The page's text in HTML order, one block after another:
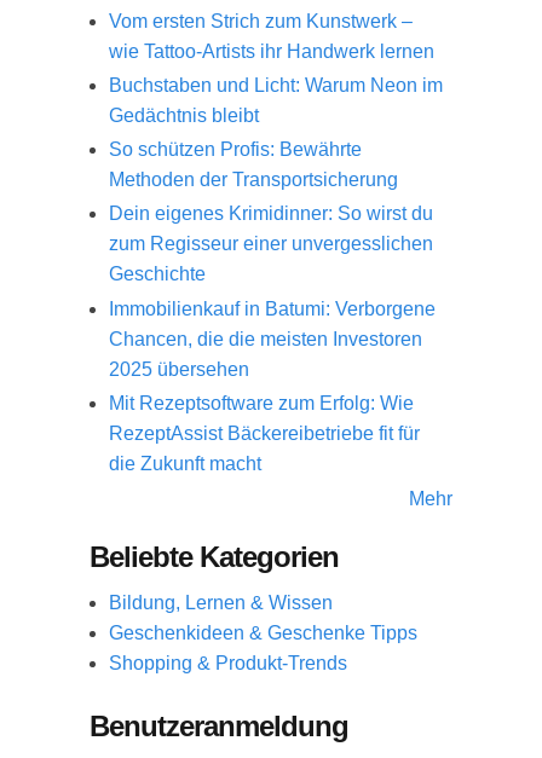
Vom ersten Strich zum Kunstwerk –
wie Tattoo-Artists ihr Handwerk lernen
Buchstaben und Licht: Warum Neon im
Gedächtnis bleibt
So schützen Profis: Bewährte
Methoden der Transportsicherung
Dein eigenes Krimidinner: So wirst du
zum Regisseur einer unvergesslichen
Geschichte
Immobilienkauf in Batumi: Verborgene
Chancen, die die meisten Investoren
2025 übersehen
Mit Rezeptsoftware zum Erfolg: Wie
RezeptAssist Bäckereibetriebe fit für
die Zukunft macht
Mehr
Beliebte Kategorien
Bildung, Lernen & Wissen
Geschenkideen & Geschenke Tipps
Shopping & Produkt-Trends
Benutzeranmeldung